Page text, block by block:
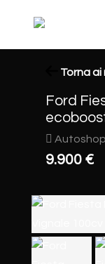
Torna
Ford
9.900 €